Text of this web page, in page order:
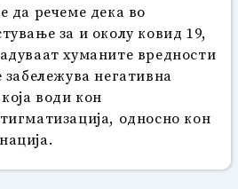
да речеме дека во
за и околу ковид 19,
хуманите вредности
негативна
води кон
односно кон